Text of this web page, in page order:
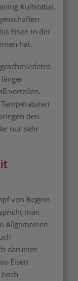
Kultstatus.
Eisen in der
hat.
verteilen.
den
nur sehr
von Beginn
man
Allgemeinen
darunter
Eisen